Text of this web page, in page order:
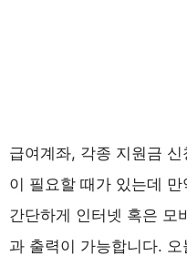
급여계좌, 각종 지원금
이 필요할 때가 있는데
간단하게 인터넷 혹은 모
과 출력이 가능합니다.